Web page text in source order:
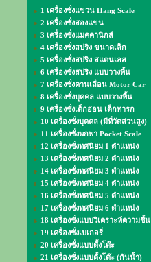
1 เครื่องชั่งแขวน Hang Scale
2 เครื่องชั่งสองแขน
3 เครื่องชั่งแมคคานิกส์
4 เครื่องชั่งสปริง ขนาดเล็ก
5 เครื่องชั่งสปริง สแตนเลส
6 เครื่องชั่งสปริง แบบวางพื้น
7 เครื่องชั่งคานเลื่อน Motor Car
8 เครื่องชั่งบุคคล แบบวางพื้น
9 เครื่องชั่งเด็กอ่อน เด็กทารก
10 เครื่องชั่งบุคคล (มีที่วัดส่วนสูง)
11 เครื่องชั่งพกพา Pocket Scale
12 เครื่องชั่งทศนิยม 1 ตำแหน่ง
13 เครื่องชั่งทศนิยม 2 ตำแหน่ง
14 เครื่องชั่งทศนิยม 3 ตำแหน่ง
15 เครื่องชั่งทศนิยม 4 ตำแหน่ง
16 เครื่องชั่งทศนิยม 5 ตำแหน่ง
17 เครื่องชั่งทศนิยม 6 ตำแหน่ง
18 เครื่องชั่งแบบวิเคราะห์ความชื้น
19 เครื่องชั่งเบเกอรี่
20 เครื่องชั่งแบบตั้งโต๊ะ
21 เครื่องชั่งแบบตั้งโต๊ะ (กันน้ำ)